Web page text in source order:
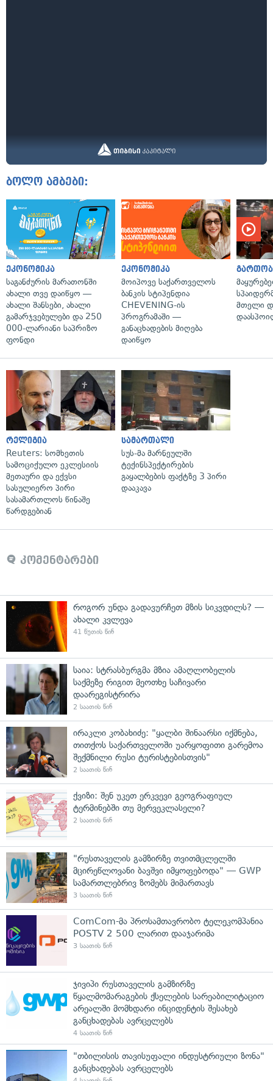
ბოლო ამბები:
ეკონომიკა
საგანძურის მარათონში
ახალი თვე დაიწყო —
ახალი შანსები, ახალი
გამარჯვებულები და 250
000-ლარიანი საპრიზო
ფონდი
ეკონომიკა
მოიპოვე საქართველოს
ბანკის სტიპენდია
CHEVENING-ის
პროგრამაში —
განაცხადების მიღება
დაიწყო
მთელი
რელიგია
Reuters: სომხეთის
სამოციქულო ეკლესიის
მეთაური და ექვსი
სასულიერო პირი
სასამართლოს წინაშე
წარდგებიან
სამართალი
სუს-მა მარნეულში
ტექინსპექტირების
გაყალბების ფაქტზე 3 პირი
დააკავა
კომენტარები
როგორ უნდა გადავურჩეთ მზის სიკვდილს? —
ახალი კვლევა
41 წუთის წინ
საია: სტრასბურგმა მზია ამაღლობელის
საქმეზე რიგით მეოთხე საჩივარი
დაარეგისტრირა
2 საათის წინ
ირაკლი კობახიძე: "ყალბი შინაარსი იქმნება,
თითქოს საქართველოში უარყოფითი გარემოა
შექმნილი რუსი ტურისტებისთვის"
2 საათის წინ
ქვიზი: შენ უკეთ ერკვევი გეოგრაფიულ
ტერმინებში თუ მერვეკლასელი?
2 საათის წინ
"რუსთაველის გამზირზე თვითმცლელში
მცირეწლოვანი ბავშვი იმყოფებოდა" — GWP
სამართლებრივ ზომებს მიმართავს
3 საათის წინ
ComCom-მა პროსამთავრობო ტელეკომპანია
POSTV 2 500 ლარით დააჯარიმა
3 საათის წინ
ჯივიპი რუსთაველის გამზირზე
წყალმომარაგების ქსელების სარეაბილიტაციო
არეალში მომხდარი ინციდენტის შესახებ
განცხადებას ავრცელებს
4 საათის წინ
"თბილისის თავისუფალი ინდუსტრიული ზონა"
განცხადებას ავრცელებს